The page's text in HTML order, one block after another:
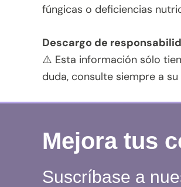
fúngicas o deficiencias
Descargo de
⚠️ Esta información sólo
duda, consulte siempre a
Mejora tus
Suscríbase a